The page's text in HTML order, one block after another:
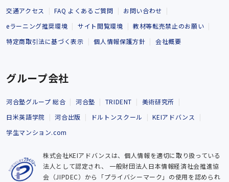
交通アクセス FAQ よくあるご質問
お問い合わせ
eラーニング推奨環境
サイト閲覧環境
教材等転売禁止のお願い
特定商取引法に基づく表示
個人情報保護方針 会社概要
グループ会社
河合塾グループ 総合 河合塾 TRIDENT
美術研究所
日米英語学院
河合出版 ドルトンスクール
KEIアドバンス
学生マンション.com
株式会社KEIアドバンスは、個人情報を適切に取り扱っている
法人として認定され、 一般財団法人日本情報経済社会推進協
会（JIPDEC）から「プライバシーマーク」の使用を認められ